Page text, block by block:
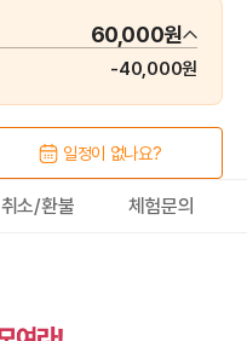
60,000원
-40,000원
일정이 없나요?
취소/환불 체험문의